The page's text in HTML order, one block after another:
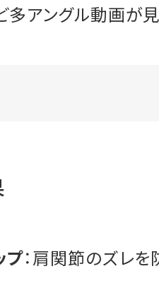
多アングル動画が見
プ：肩関節のズレを